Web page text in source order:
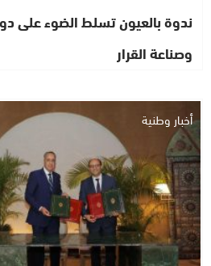
ندوة بالعيون تسلط الضوء على
وصناعة القرار
أخبار وطنية